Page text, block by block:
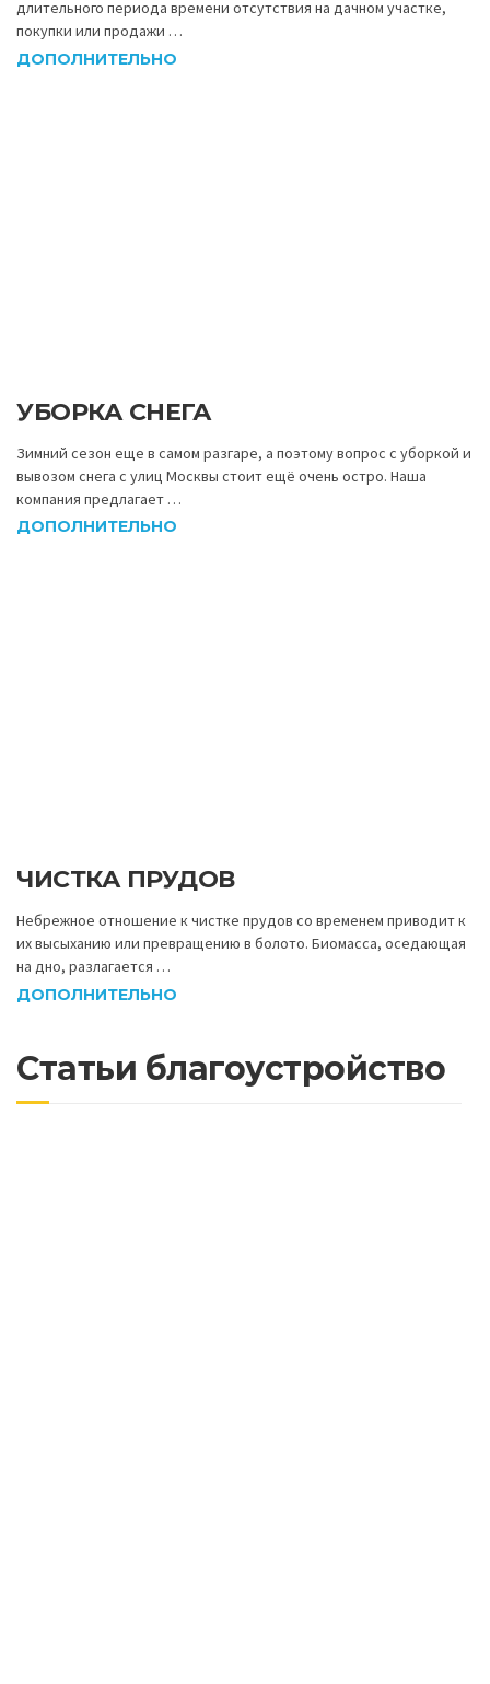
длительного периода времени отсутствия на дачном участке,
покупки или продажи …
ДОПОЛНИТЕЛЬНО
УБОРКА СНЕГА
Зимний сезон еще в самом разгаре, а поэтому вопрос с уборкой и
вывозом снега с улиц Москвы стоит ещё очень остро. Наша
компания предлагает …
ДОПОЛНИТЕЛЬНО
ЧИСТКА ПРУДОВ
их высыханию или превращению в болото. Биомасса, оседающая
на дно, разлагается …
ДОПОЛНИТЕЛЬНО
Статьи благоустройство